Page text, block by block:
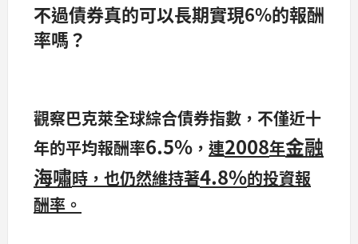
不過債券真的可以長期實現6%的報酬
率嗎？
觀察巴克萊全球綜合債券指數，不僅近十
年的平均報酬率6.5% ， 連2008年金融
海嘯時，也仍然維持著4.8%的投資報
酬率。